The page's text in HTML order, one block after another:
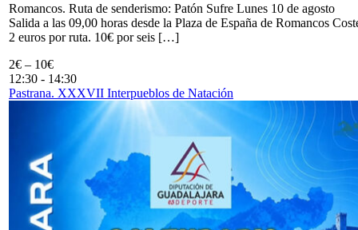
Romancos. Ruta de senderismo: Patón Sufre Lunes 10 de agosto
Salida a las 09,00 horas desde la Plaza de España de Romancos
2 euros por ruta. 10€ por seis […]
2€ – 10€
12:30 - 14:30
Pastrana. XXXVII Interpueblos de Natación